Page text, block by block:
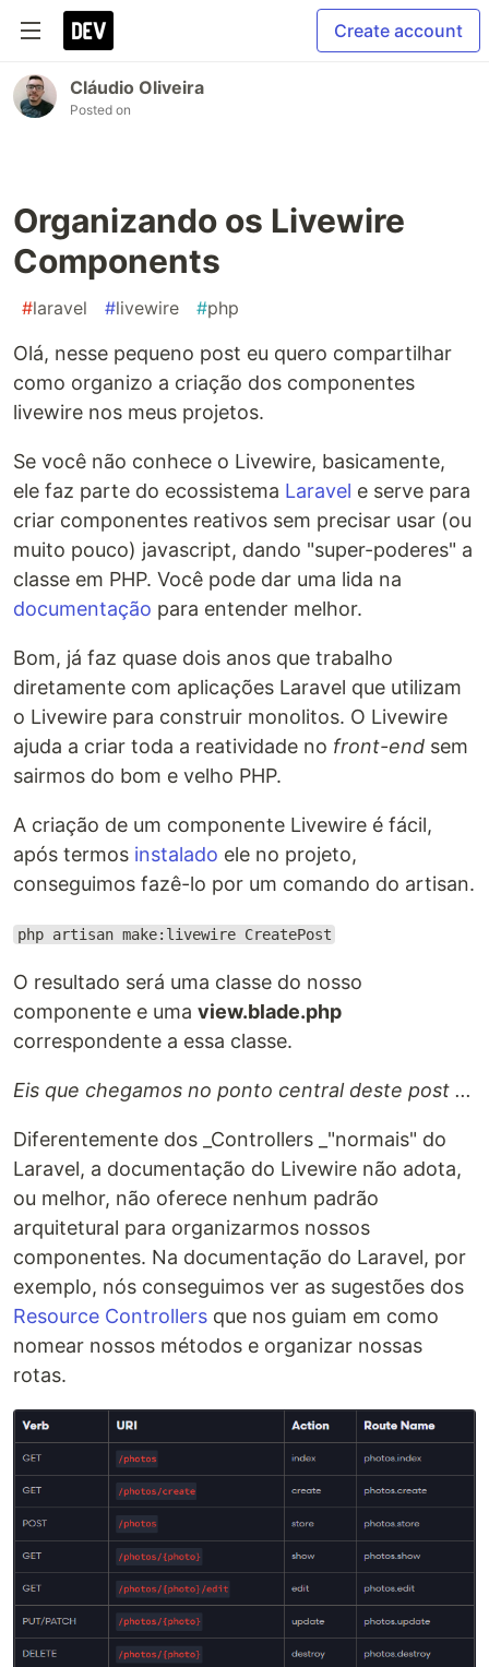
Create account
Cláudio Oliveira
Posted on
Organizando os Livewire
Components
#laravel #livewire #php
Olá, nesse pequeno post eu quero compartilhar
como organizo a criação dos componentes
livewire nos meus projetos.
Se você não conhece o Livewire, basicamente,
ele faz parte do ecossistema Laravel e serve para
criar componentes reativos sem precisar usar (ou
muito pouco) javascript, dando "super-poderes" a
classe em PHP. Você pode dar uma lida na
documentação para entender melhor.
Bom, já faz quase dois anos que trabalho
diretamente com aplicações Laravel que utilizam
o Livewire para construir monolitos. O Livewire
ajuda a criar toda a reatividade no front-end sem
sairmos do bom e velho PHP.
A criação de um componente Livewire é fácil,
após termos instalado ele no projeto,
conseguimos fazê-lo por um comando do artisan.
php artisan make:livewire CreatePost
O resultado será uma classe do nosso
componente e uma view.blade.php
correspondente a essa classe.
Eis que chegamos no ponto central deste post ...
Diferentemente dos _Controllers _"normais" do
Laravel, a documentação do Livewire não adota,
ou melhor, não oferece nenhum padrão
arquitetural para organizarmos nossos
componentes. Na documentação do Laravel, por
exemplo, nós conseguimos ver as sugestões dos
Resource Controllers que nos guiam em como
nomear nossos métodos e organizar nossas
rotas.